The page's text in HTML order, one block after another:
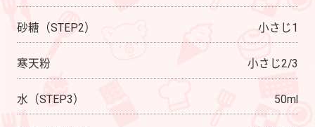
砂糖（STEP2） 小さじ1
寒天粉 小さじ2/3
水（STEP3） 50ml